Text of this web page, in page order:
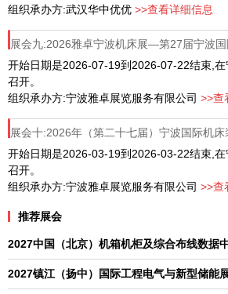
组织承办方:武汉华中优优 >>查看详细信息
展会九:2026雅卓宁波机床展—第27届宁波
开始日期是2026-07-19到2026-07-22结束,
召开。
组织承办方:宁波雅卓展览服务有限公司 >>查
展会十:2026年（第二十七届）宁波国际机
开始日期是2026-03-19到2026-03-22结束,
召开。
组织承办方:宁波雅卓展览服务有限公司 >>查
推荐展会
2027中国（北京）机箱机柜及综合布线数据
2027镇江（扬中）国际工程电气与新型储能